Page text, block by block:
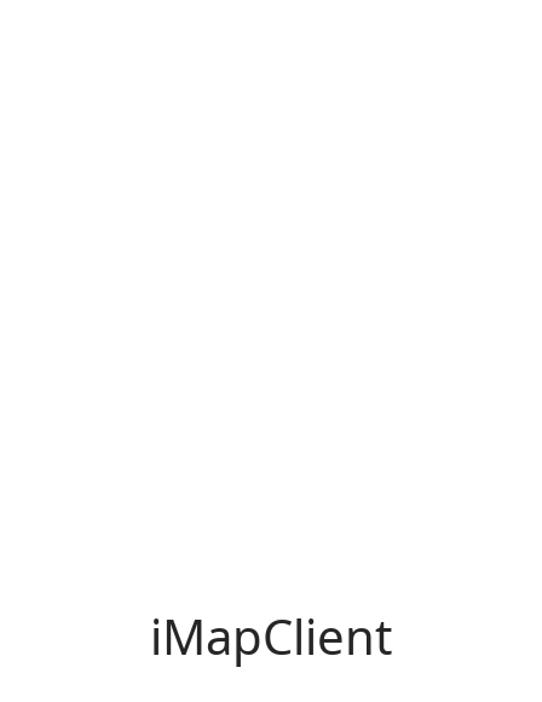
iMapClient